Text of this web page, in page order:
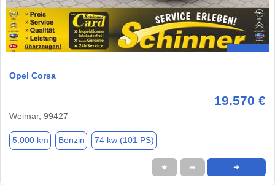
Opel Corsa
19.570 €
Weimar, 99427
5.000 km Benzin 74 kw (101 PS)
★ ➦ ➜